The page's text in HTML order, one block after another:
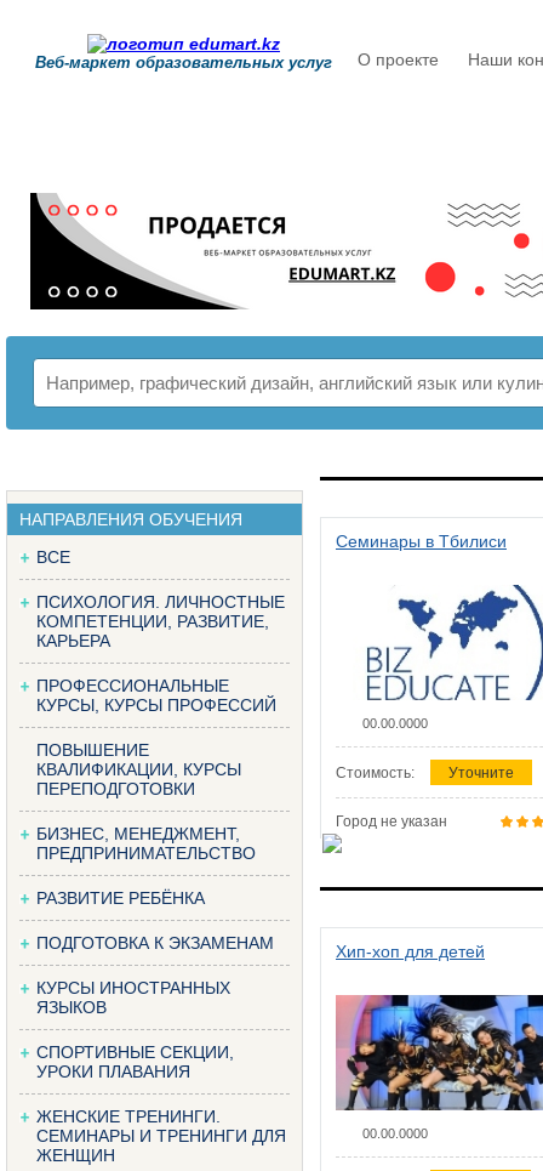
Веб-маркет образовательных услуг О проекте Наши
НАПРАВЛЕНИЯ ОБУЧЕНИЯ
ВСЕ
ПСИХОЛОГИЯ. ЛИЧНОСТНЫЕ
КОМПЕТЕНЦИИ, РАЗВИТИЕ,
КАРЬЕРА
ПРОФЕССИОНАЛЬНЫЕ
КУРСЫ, КУРСЫ ПРОФЕССИЙ
ПОВЫШЕНИЕ
КВАЛИФИКАЦИИ, КУРСЫ
ПЕРЕПОДГОТОВКИ
БИЗНЕС, МЕНЕДЖМЕНТ,
ПРЕДПРИНИМАТЕЛЬСТВО
РАЗВИТИЕ РЕБЁНКА
ПОДГОТОВКА К ЭКЗАМЕНАМ
КУРСЫ ИНОСТРАННЫХ
ЯЗЫКОВ
СПОРТИВНЫЕ СЕКЦИИ,
УРОКИ ПЛАВАНИЯ
ЖЕНСКИЕ ТРЕНИНГИ.
СЕМИНАРЫ И ТРЕНИНГИ ДЛЯ
ЖЕНЩИН
Семинары в Тбилиси
00.00.0000
Стоимость: Уточните
Город не указан
Хип-хоп для детей
00.00.0000